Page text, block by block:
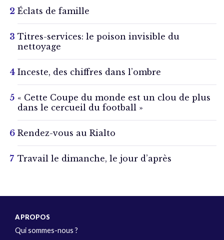
Éclats de famille
Titres-services: le poison invisible du
nettoyage
Inceste, des chiffres dans l’ombre
« Cette Coupe du monde est un clou de plus
dans le cercueil du football »
Rendez-vous au Rialto
Travail le dimanche, le jour d’après
A PROPOS
Qui sommes-nous ?